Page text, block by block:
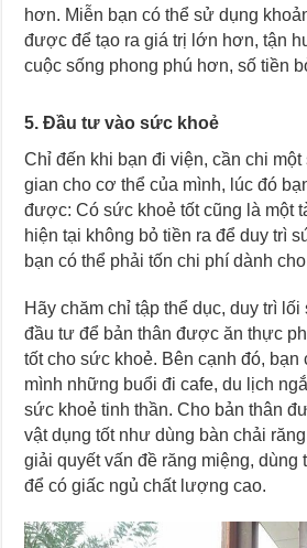
hơn. Miễn bạn có thể sử dụng
được để tạo ra giá trị lớn hơn, tận
cuộc sống phong phú hơn, số tiền
5. Đầu tư vào sức khoẻ
Chỉ đến khi bạn đi viện, cần chi
gian cho cơ thể của mình, lúc đó
được: Có sức khoẻ tốt cũng là một
hiện tại không bỏ tiền ra để duy trì
bạn có thể phải tốn chi phí dành
Hãy chăm chỉ tập thể dục, duy trì
đầu tư để bản thân được ăn thực
tốt cho sức khoẻ. Bên cạnh đó, bạn
mình những buổi đi cafe, du lịch
sức khoẻ tinh thần. Cho bản thân
vật dụng tốt như dùng bàn chải
giải quyết vấn đề răng miệng, dùng
để có giấc ngủ chất lượng cao.